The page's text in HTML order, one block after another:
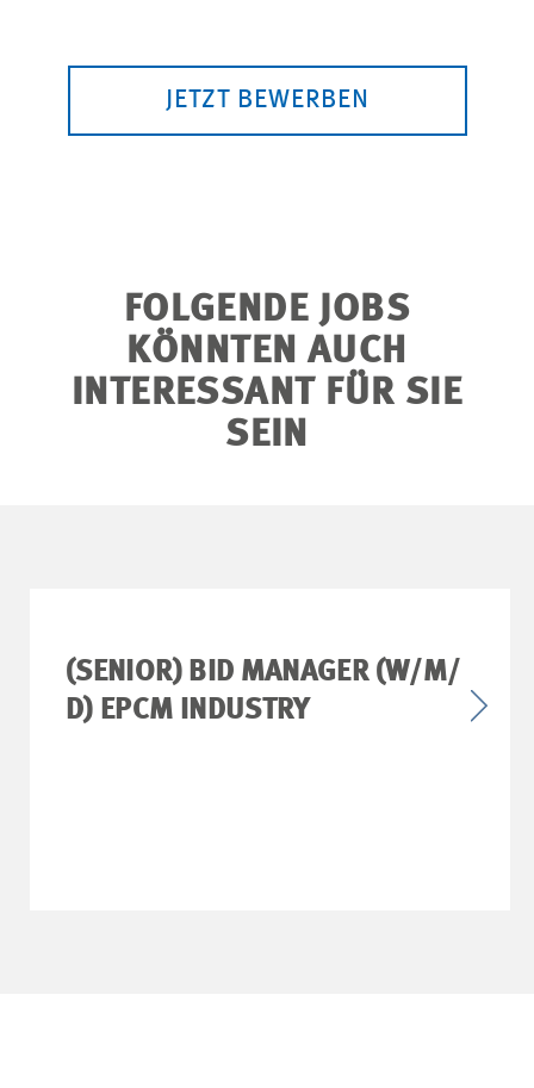
JETZT BEWERBEN
FOLGENDE JOBS
KÖNNTEN AUCH
INTERESSANT FÜR SIE
SEIN
(SENIOR) BID MANAGER (W/M/
D) EPCM INDUSTRY